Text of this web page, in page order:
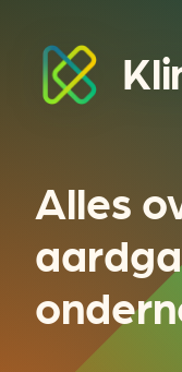
Alles